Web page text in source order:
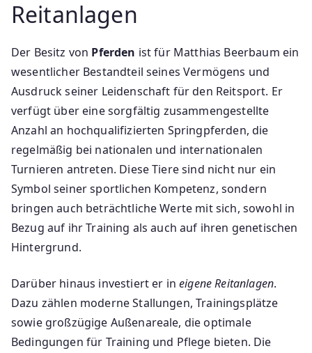
Reitanlagen
Der Besitz von Pferden ist für Matthias Beerbaum ein
wesentlicher Bestandteil seines Vermögens und
Ausdruck seiner Leidenschaft für den Reitsport. Er
verfügt über eine sorgfältig zusammengestellte
Anzahl an hochqualifizierten Springpferden, die
regelmäßig bei nationalen und internationalen
Turnieren antreten. Diese Tiere sind nicht nur ein
Symbol seiner sportlichen Kompetenz, sondern
bringen auch beträchtliche Werte mit sich, sowohl in
Bezug auf ihr Training als auch auf ihren genetischen
Hintergrund.
Darüber hinaus investiert er ineigene Reitanlagen.
Dazu zählen moderne Stallungen, Trainingsplätze
sowie großzügige Außenareale, die optimale
Bedingungen für Training und Pflege bieten. Die